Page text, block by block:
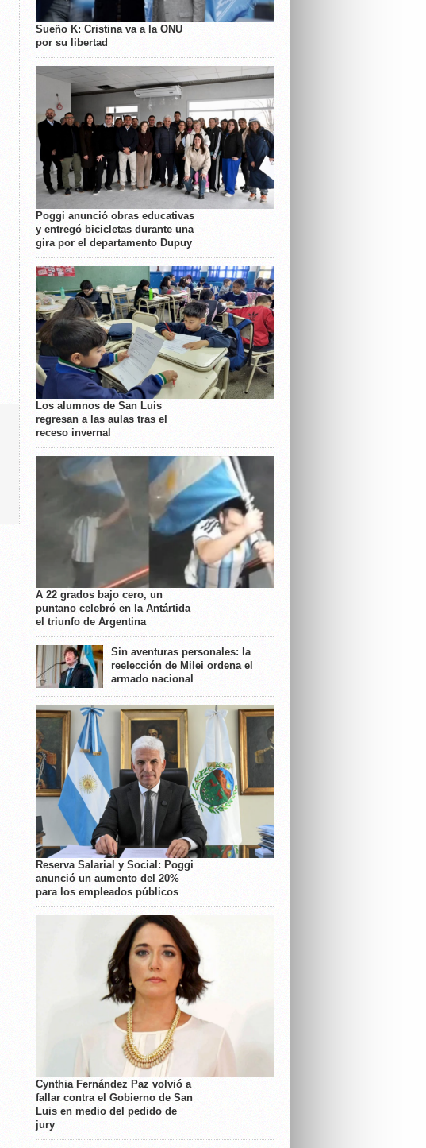
Sueño K: Cristina va a la ONU
por su libertad
Poggi anunció obras educativas
y entregó bicicletas durante una
gira por el departamento Dupuy
Los alumnos de San Luis
regresan a las aulas tras el
receso invernal
A 22 grados bajo cero, un
puntano celebró en la Antártida
el triunfo de Argentina
Sin aventuras personales: la
reelección de Milei ordena el
armado nacional
Reserva Salarial y Social: Poggi
anunció un aumento del 20%
para los empleados públicos
Cynthia Fernández Paz volvió a
fallar contra el Gobierno de San
Luis en medio del pedido de
jury